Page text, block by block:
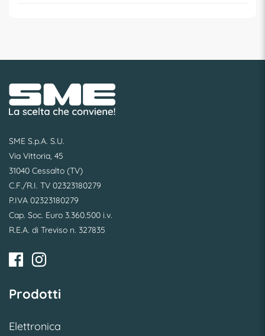
SME S.p.A. S.U.
Via Vittoria, 45
31040 Cessalto (TV)
C.F./R.I. TV 02323180279
P.IVA 02323180279
Cap. Soc. Euro 3.360.500 i.v.
R.E.A. di Treviso n. 327835
Prodotti
Elettronica